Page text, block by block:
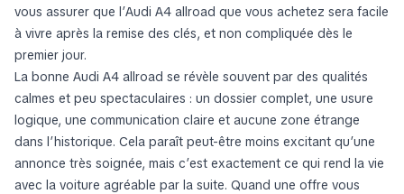
vous assurer que l’Audi A4 allroad que vous achetez sera facile
à vivre après la remise des clés, et non compliquée dès le
premier jour.
La bonne Audi A4 allroad se révèle souvent par des qualités
calmes et peu spectaculaires : un dossier complet, une usure
logique, une communication claire et aucune zone étrange
dans l’historique. Cela paraît peut-être moins excitant qu’une
annonce très soignée, mais c’est exactement ce qui rend la vie
avec la voiture agréable par la suite. Quand une offre vous